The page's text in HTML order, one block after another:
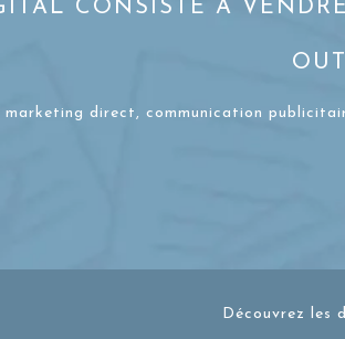
CONSISTE À
direct, communication
Découvrez les